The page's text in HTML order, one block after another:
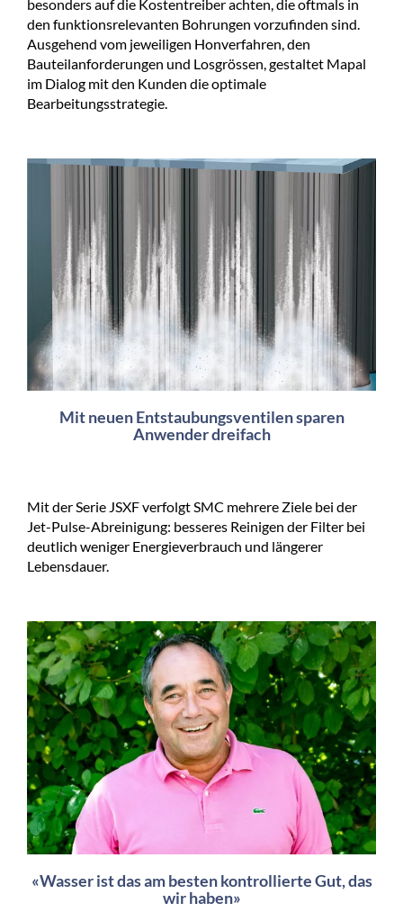
besonders auf die Kostentreiber achten, die oftmals in
den funktionsrelevanten Bohrungen vorzufinden sind.
Ausgehend vom jeweiligen Honverfahren, den
Bauteilanforderungen und Losgrössen, gestaltet Mapal
im Dialog mit den Kunden die optimale
Bearbeitungsstrategie.
Mit neuen Entstaubungsventilen sparen
Anwender dreifach
Mit der Serie JSXF verfolgt SMC mehrere Ziele bei der
Jet-Pulse-Abreinigung: besseres Reinigen der Filter bei
deutlich weniger Energieverbrauch und längerer
Lebensdauer.
«Wasser ist das am besten kontrollierte Gut, das
wir haben»